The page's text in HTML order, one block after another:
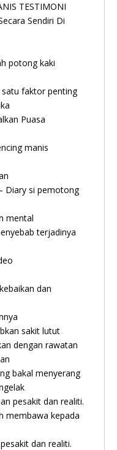
TESTIMONI
Sendiri Di
potong kaki
satu faktor penting
Puasa
manis
Diary si pemotong
mental
terjadinya
dan
sakit lutut
dengan rawatan
bakal menyerang
pesakit dan realiti.
membawa kepada
dan realiti.